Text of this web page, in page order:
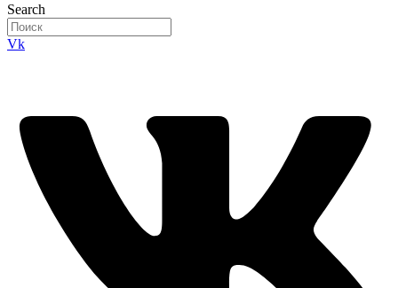
Search
Vk